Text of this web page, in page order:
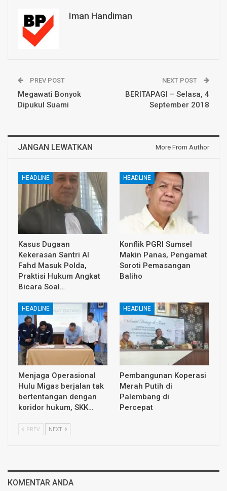
Iman Handiman
PREV POST
Megawati Bonyok
Dipukul Suami
NEXT POST
BERITAPAGI – Selasa, 4
September 2018
JANGAN LEWATKAN More From Author
HEADLINE
Kasus Dugaan
Kekerasan Santri Al
Fahd Masuk Polda,
Praktisi Hukum Angkat
Bicara Soal…
HEADLINE
Konflik PGRI Sumsel
Makin Panas, Pengamat
Soroti Pemasangan
Baliho
HEADLINE
Menjaga Operasional
Hulu Migas berjalan tak
bertentangan dengan
koridor hukum, SKK…
HEADLINE
Pembangunan Koperasi
Merah Putih di
Palembang di
Percepat
PREV NEXT
KOMENTAR ANDA